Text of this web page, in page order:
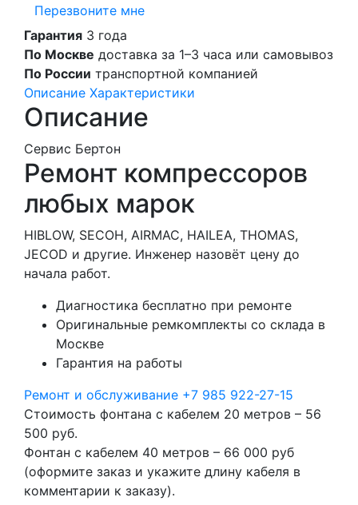
Перезвоните мне
Гарантия 3 года
По Москве доставка за 1–3 часа или самовывоз
По России транспортной компанией
Описание Характеристики
Описание
Сервис Бертон
Ремонт компрессоров
любых марок
HIBLOW, SECOH, AIRMAC, HAILEA, THOMAS,
JECOD и другие. Инженер назовёт цену до
начала работ.
Диагностика бесплатно при ремонте
Оригинальные ремкомплекты со склада в
Москве
Гарантия на работы
Ремонт и обслуживание +7 985 922-27-15
Стоимость фонтана с кабелем 20 метров – 56
500 руб.
Фонтан с кабелем 40 метров – 66 000 руб
(оформите заказ и укажите длину кабеля в
комментарии к заказу).